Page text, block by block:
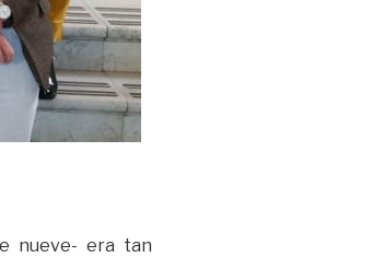
nueve- era tan